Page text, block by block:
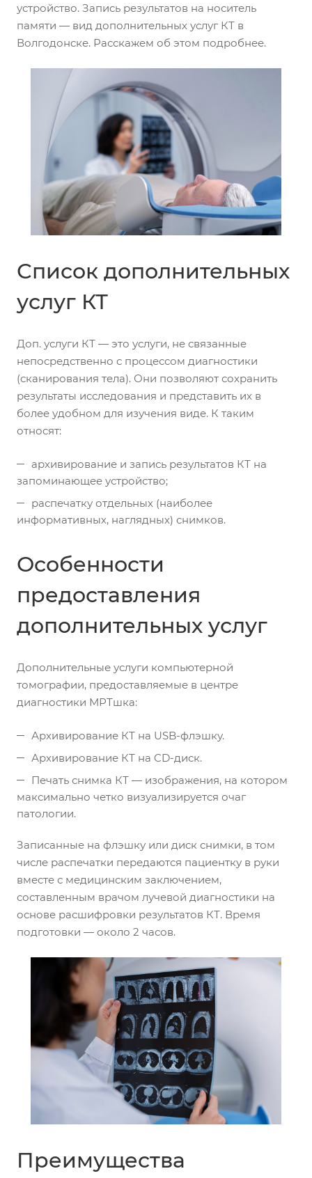
устройство. Запись результатов на носитель
памяти — вид дополнительных услуг КТ в
Волгодонске. Расскажем об этом подробнее.
Список дополнительных
услуг КТ
Доп. услуги КТ — это услуги, не связанные
непосредственно с процессом диагностики
(сканирования тела). Они позволяют сохранить
результаты исследования и представить их в
более удобном для изучения виде. К таким
относят:
архивирование и запись результатов КТ на
запоминающее устройство;
распечатку отдельных (наиболее
информативных, наглядных) снимков.
Особенности
предоставления
дополнительных услуг
Дополнительные услуги компьютерной
томографии, предоставляемые в центре
диагностики МРТшка:
Архивирование КТ на USB-флэшку.
Архивирование КТ на CD-диск.
Печать снимка КТ — изображения, на котором
максимально четко визуализируется очаг
патологии.
Записанные на флэшку или диск снимки, в том
числе распечатки передаются пациентку в руки
вместе с медицинским заключением,
составленным врачом лучевой диагностики на
основе расшифровки результатов КТ. Время
подготовки — около 2 часов.
Преимущества